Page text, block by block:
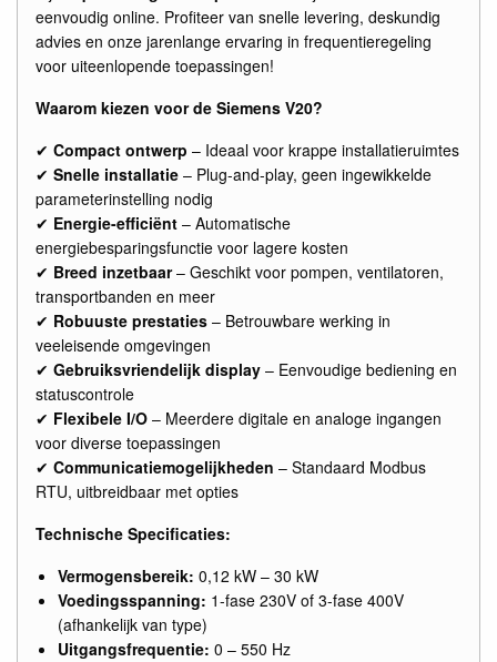
eenvoudig online. Profiteer van snelle levering, deskundig
advies en onze jarenlange ervaring in frequentieregeling
voor uiteenlopende toepassingen!
Waarom kiezen voor de Siemens V20?
✔ Compact ontwerp – Ideaal voor krappe installatieruimtes
✔ Snelle installatie – Plug-and-play, geen ingewikkelde
parameterinstelling nodig
✔ Energie-efficiënt – Automatische
energiebesparingsfunctie voor lagere kosten
✔ Breed inzetbaar– Geschikt voor pompen, ventilatoren,
transportbanden en meer
✔ Robuuste prestaties – Betrouwbare werking in
veeleisende omgevingen
✔ Gebruiksvriendelijk display – Eenvoudige bediening en
statuscontrole
✔ Flexibele I/O – Meerdere digitale en analoge ingangen
voor diverse toepassingen
✔ Communicatiemogelijkheden – Standaard Modbus
RTU, uitbreidbaar met opties
Technische Specificaties:
Vermogensbereik: 0,12 kW – 30 kW
Voedingsspanning: 1-fase 230V of 3-fase 400V
(afhankelijk van type)
Uitgangsfrequentie: 0 – 550 Hz